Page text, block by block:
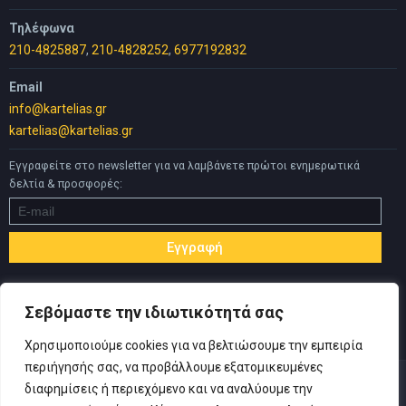
Σεβόμαστε την ιδιωτικότητά σας
Χρησιμοποιούμε cookies για να βελτιώσουμε την εμπειρία
περιήγησής σας, να προβάλλουμε εξατομικευμένες
διαφημίσεις ή περιεχόμενο και να αναλύουμε την
Τηλέφωνα
210-4825887, 210-4828252, 6977192832
Email
info@kartelias.gr
kartelias@kartelias.gr
Εγγραφείτε στο newsletter για να λαμβάνετε πρώτοι ενημερωτικά
δελτία & προσφορές: